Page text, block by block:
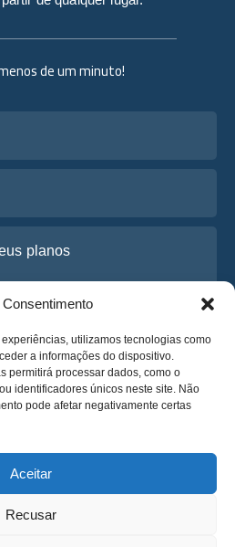
utilizamos tecnologias como
a informações do dispositivo.
permitirá processar dados, como o
identificadores únicos neste site. Não
pode afetar negativamente certas
Aceitar
Recusar
de um minuto!
um Orçamento
um Orçamento